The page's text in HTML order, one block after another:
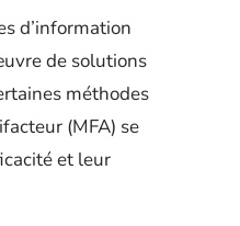
d’information
de solutions
méthodes
(MFA) se
et leur